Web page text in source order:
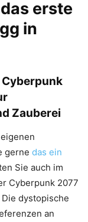
erste
in
Cyberpunk
Zauberei
gerne das ein
Sie auch im
Cyberpunk 2077
dystopische
an